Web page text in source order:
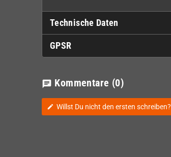
Technische Daten
GPSR
chat Kommentare (0)
edit Willst Du nicht den ersten schreiben?